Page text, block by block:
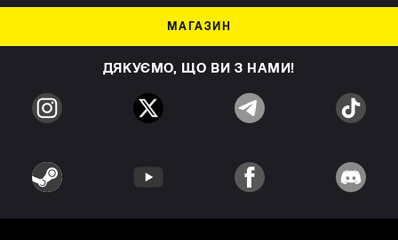
МАГАЗИН
ДЯКУЄМО, ЩО ВИ З НАМИ!